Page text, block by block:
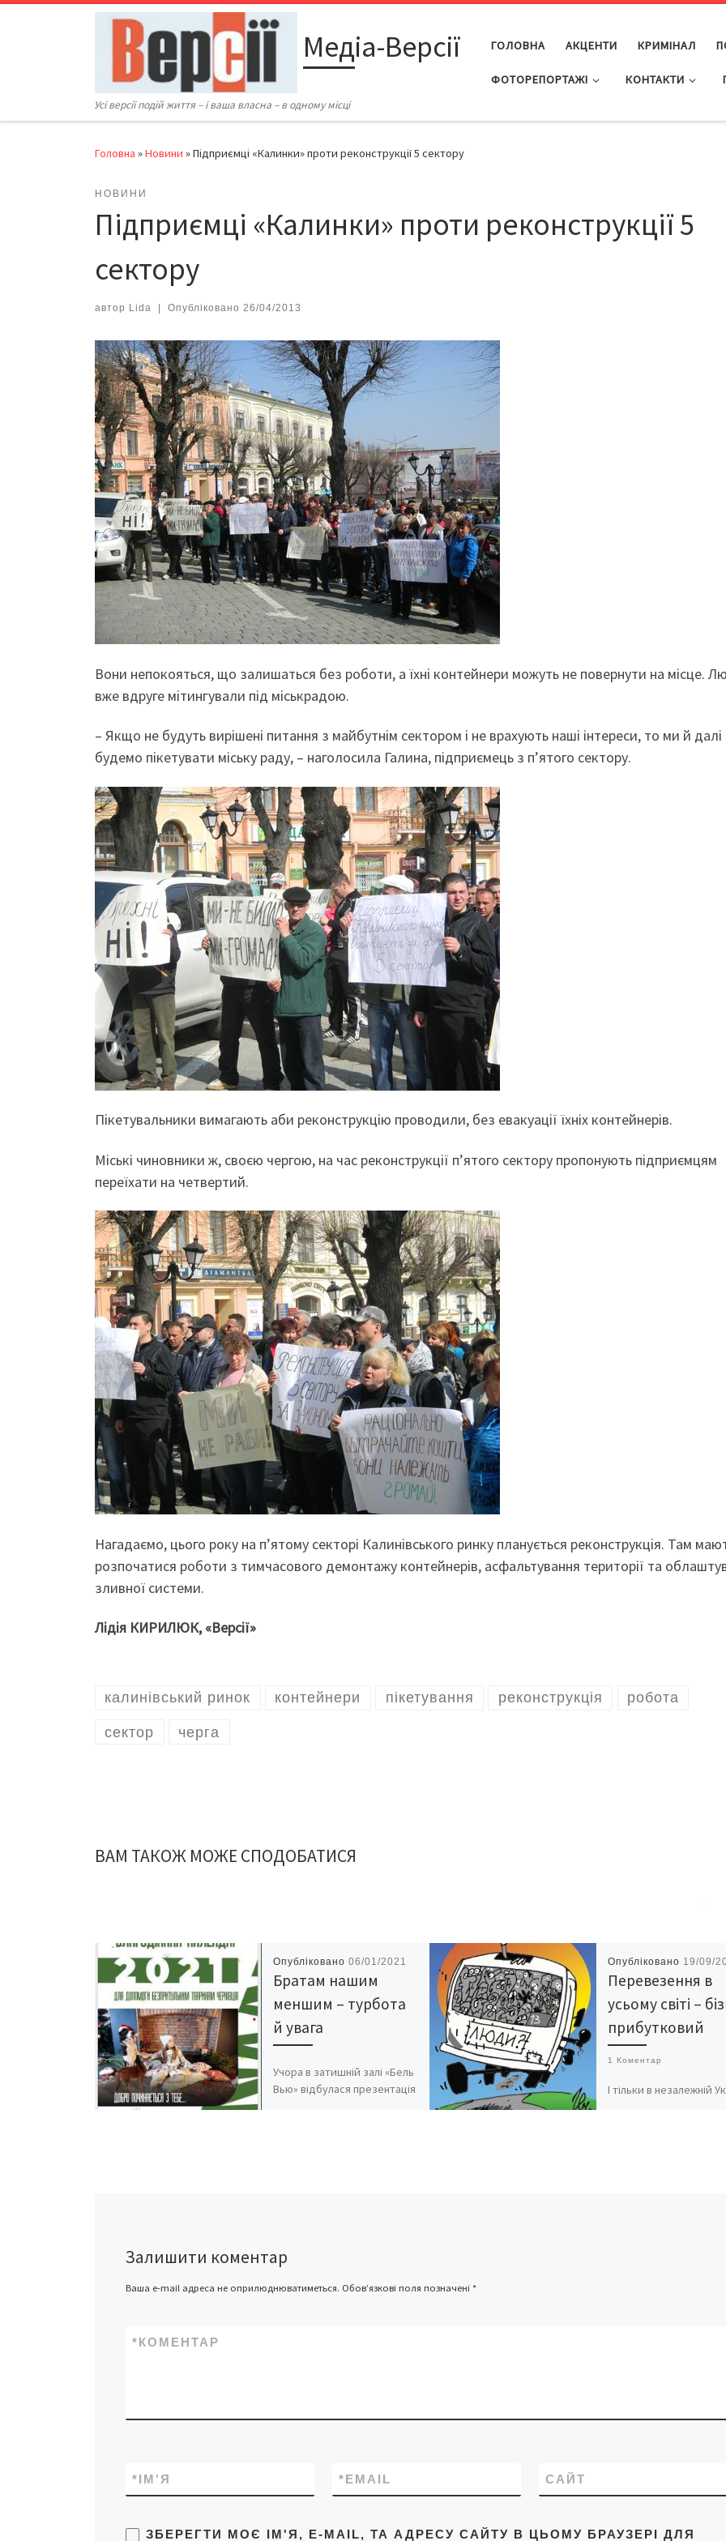
Перейти до вмісту
Медіа-Версії
Усі версії подій життя – і ваша власна – в одному місці
ГОЛОВНА АКЦЕНТИ КРИМІНАЛ
ФОТОРЕПОРТАЖІ КОНТАКТИ
Головна »Новини »Підприємці «Калинки» проти реконструкції 5 сектору
НОВИНИ
Підприємці «Калинки» проти реконструкції 5
сектору
автор Lida Опубліковано 26/04/2013
Вони непокояться, що залишаться без роботи, а їхні контейнери можуть не повернути на місце.
вже вдруге мітингували під міськрадою.
– Якщо не будуть вирішені питання з майбутнім сектором і не врахують наші інтереси, то ми й далі
будемо пікетувати міську раду, – наголосила Галина, підприємець з п’ятого сектору.
Пікетувальники вимагають аби реконструкцію проводили, без евакуації їхніх контейнерів.
Міські чиновники ж, своєю чергою, на час реконструкції п’ятого сектору пропонують підприємцям
переїхати на четвертий.
Нагадаємо, цього року на п’ятому секторі Калинівського ринку планується реконструкція. Там
розпочатися роботи з тимчасового демонтажу контейнерів, асфальтування території та
зливної системи.
Лідія КИРИЛЮК, «Версії»
калинівський ринок контейнери пікетування реконструкція робота
сектор черга
ВАМ ТАКОЖ МОЖЕ СПОДОБАТИСЯ
Опубліковано06/01/2021
Братам нашим
меншим – турбота
й увага
Учора в затишній залі «Бель
Вью» відбулася презентація
Опубліковано 19/09/
Перевезення в
усьому світі –
прибутковий
1 Коментар
І тільки в незалежній
Залишити коментар
Ваша e-mail адреса не оприлюднюватиметься. Обов’язкові поля позначені *
КОМЕНТАР
*
ІМ'Я
* EMAIL
* САЙТ
ЗБЕРЕГТИ МОЄ ІМ'Я, E-MAIL, ТА АДРЕСУ САЙТУ В ЦЬОМУ БРАУЗЕРІ ДЛЯ